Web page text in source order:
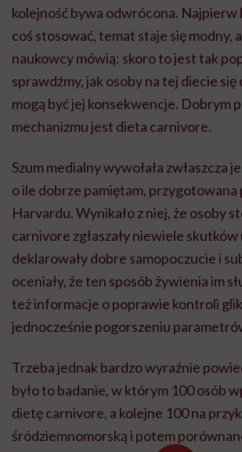
kolejność bywa odwrócona. Najpierw
coś stosować, temat staje się modny,
naukowcy mówią: skoro to jest tak
sprawdźmy, jak osoby na tej diecie się
mogą być jej konsekwencje. Dobrym
mechanizmu jest dieta carnivore.
Szum medialny wywołała zwłaszcza
o ile dobrze pamiętam, przygotowana
Harvardu. Wynikało z niej, że osoby
carnivore zgłaszały niewiele
deklarowały dobre samopoczucie i
oceniały, że ten sposób żywienia im
też informacje o poprawie kontroli
jednocześnie pogorszeniu
Trzeba jednak bardzo wyraźnie
było to badanie, w którym 100 osób
dietę carnivore, a kolejne 100 na
śródziemnomorską i potem